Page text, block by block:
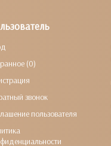
(0)
звонок
пользователя